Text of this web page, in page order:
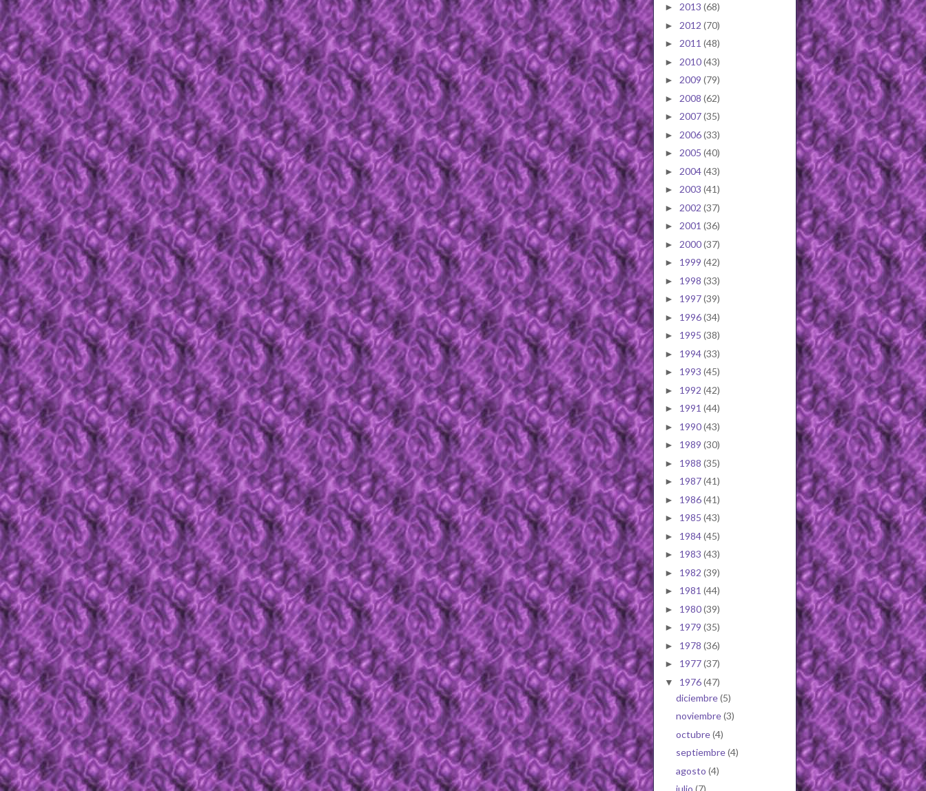
► 2013 (68)
► 2012 (70)
► 2011 (48)
► 2010(43)
► 2009 (79)
► 2008 (62)
► 2007(35)
► 2006(33)
► 2005 (40)
► 2004(43)
► 2003 (41)
► 2002 (37)
► 2001 (36)
► 2000(37)
► 1999 (42)
► 1998 (33)
► 1997(39)
► 1996(34)
► 1995 (38)
► 1994(33)
► 1993 (45)
► 1992 (42)
► 1991 (44)
► 1990(43)
► 1989 (30)
► 1988 (35)
► 1987(41)
► 1986(41)
► 1985 (43)
► 1984(45)
► 1983 (43)
► 1982 (39)
► 1981 (44)
► 1980(39)
► 1979 (35)
► 1978 (36)
► 1977(37)
▼ 1976(47)
diciembre(5)
noviembre(3)
octubre(4)
septiembre(4)
agosto (4)